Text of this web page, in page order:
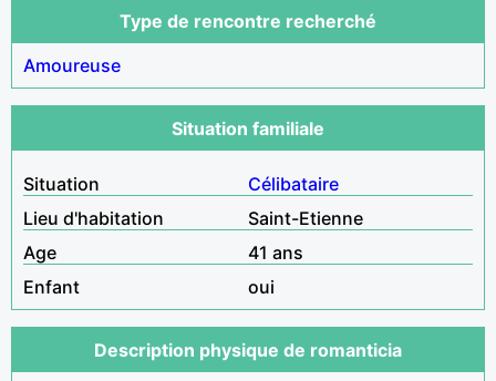
Type de rencontre recherché
Amoureuse
Situation familiale
Situation
Célibataire
Lieu d'habitation
Saint-Etienne
Age
41 ans
Enfant
oui
Description physique de romanticia